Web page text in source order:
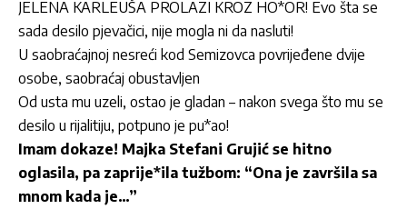
JELENA KARLEUŠA PROLAZI KROZ HO*OR! Evo šta se
sada desilo pjevačici, nije mogla ni da nasluti!
U saobraćajnoj nesreći kod Semizovca povrijeđene dvije
osobe, saobraćaj obustavljen
Od usta mu uzeli, ostao je gladan – nakon svega što mu se
desilo u rijalitiju, potpuno je pu*ao!
Imam dokaze! Majka Stefani Grujić se hitno
oglasila, pa zaprije*ila tužbom: “Ona je završila sa
mnom kada je…”